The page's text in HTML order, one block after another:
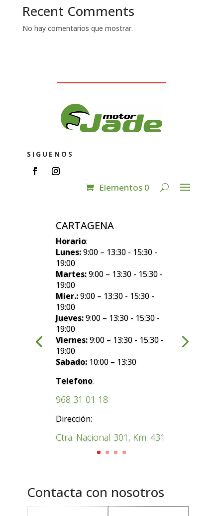
Recent Comments
No hay comentarios que mostrar.
SIGUENOS
Elementos 0
CARTAGENA
Horario:
Lunes:9:00 – 13:30 - 15:30 -
19:00
Martes:9:00 – 13:30 - 15:30 -
19:00
Mier.:9:00 – 13:30 - 15:30 -
19:00
Jueves:9:00 – 13:30 - 15:30 -
19:00
Viernes:9:00 – 13:30 - 15:30 -
19:00
Sabado: 10:00 – 13:30
Telefono:
968 31 01 18
Dirección:
Ctra. Nacional 301, Km. 431
Contacta con nosotros